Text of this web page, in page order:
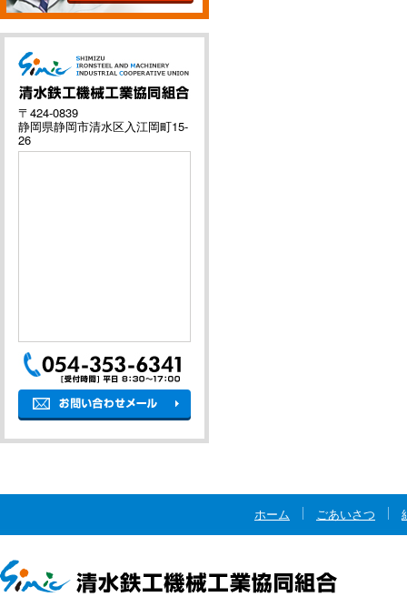
〒424-0839
静岡県静岡市清水区入江岡町15-
26
ホーム ごあいさつ